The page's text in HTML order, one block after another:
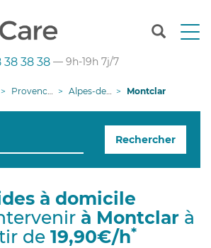
T
n
g
i
38 38 38 — 9h-19h 7j/7
Provence-Alpes-Côte d'Azur Alpes-de-Haute-Provence Montclar
Rechercher
à domicile
à Montclar à
de 19,90€/h*